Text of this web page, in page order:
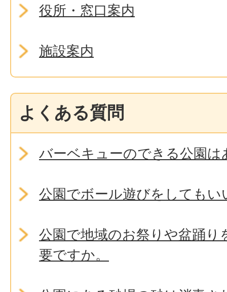
役所・窓口案内
施設案内
よくある質問
バーベキューのできる公園は
公園でボール遊びをしてもい
公園で地域のお祭りや盆踊り
要ですか。